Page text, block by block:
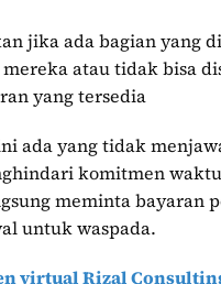
jika ada bagian yang
atau tidak bisa
yang tersedia
ada yang tidak
komitmen
meminta bayaran
untuk waspada.
virtual Rizal